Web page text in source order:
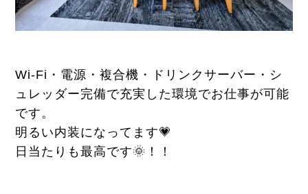
Wi-Fi・電源・複合機・ドリンクサーバー・シ
ュレッダー完備で充実した環境でお仕事が可能
です。
明るい内装になってます💗
日当たりも最高です🌞！！